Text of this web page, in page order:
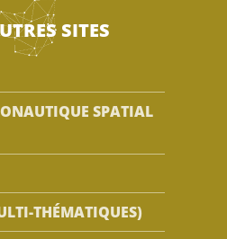
SITES
SPATIAL
THÉMATIQUES)